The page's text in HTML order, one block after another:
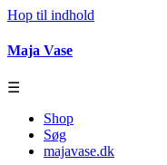
Hop til indhold
Maja Vase
☰
Shop
Søg
majavase.dk